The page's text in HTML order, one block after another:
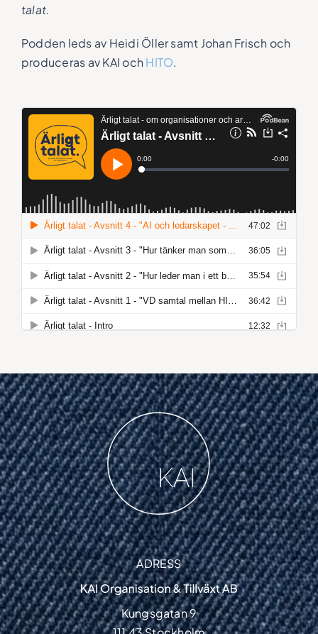
talat.
Podden leds av Heidi Öller samt Johan Frisch och
produceras av KAI och HITO.
ADRESS
Kungsgatan 9